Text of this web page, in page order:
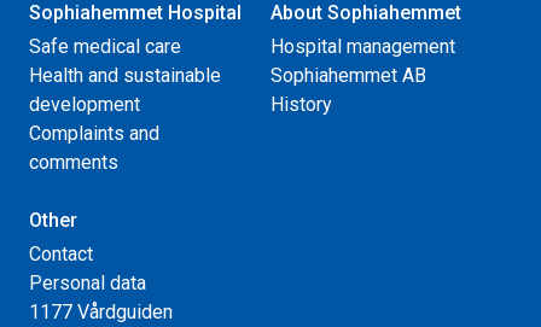
Sophiahemmet Hospital
Safe medical care
Health and sustainable
development
Complaints and
comments
About Sophiahemmet
Hospital management
Sophiahemmet AB
History
Other
Contact
Personal data
1177 Vårdguiden